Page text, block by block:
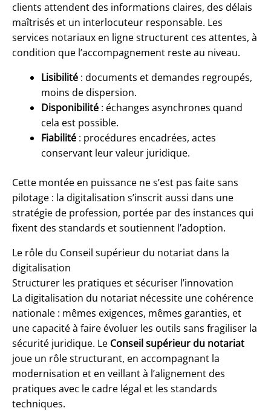
clients attendent des informations claires, des délais
maîtrisés et un interlocuteur responsable. Les
services notariaux en ligne structurent ces attentes, à
condition que l’accompagnement reste au niveau.
Lisibilité : documents et demandes regroupés,
moins de dispersion.
Disponibilité : échanges asynchrones quand
cela est possible.
Fiabilité : procédures encadrées, actes
conservant leur valeur juridique.
Cette montée en puissance ne s’est pas faite sans
pilotage : la digitalisation s’inscrit aussi dans une
stratégie de profession, portée par des instances qui
fixent des standards et soutiennent l’adoption.
Le rôle du Conseil supérieur du notariat dans la
digitalisation
Structurer les pratiques et sécuriser l’innovation
La digitalisation du notariat nécessite une cohérence
nationale : mêmes exigences, mêmes garanties, et
une capacité à faire évoluer les outils sans fragiliser la
sécurité juridique. Le Conseil supérieur du notariat
joue un rôle structurant, en accompagnant la
modernisation et en veillant à l’alignement des
pratiques avec le cadre légal et les standards
techniques.